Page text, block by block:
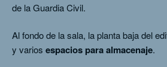
de la Guardia Civil.
Al fondo de la sala, la planta baja del
y varios espacios para almacenaje.